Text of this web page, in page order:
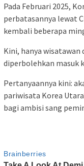
Pada Februari 2025,
perbatasannya lewat
kembali beberapa
Kini, hanya wisatawan
diperbolehkan masuk
Pertanyaannya kini:
pariwisata Korea
bagi ambisi sang